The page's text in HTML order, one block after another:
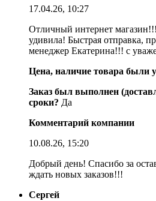
17.04.26, 10:27
Отличный интернет
удивила! Быстрая отправка,
менеджер Екатерина!!! с
Цена, наличие товара были
Заказ был выполнен
сроки? Да
Комментарий компании
10.08.26, 15:20
Добрый день! Спасибо за
ждать новых заказов!!!
Сергей